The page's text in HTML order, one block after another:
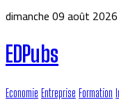
dimanche 09 août 2026
EDPubs
Economie Entreprise Formation